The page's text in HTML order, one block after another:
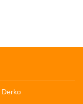
Derko